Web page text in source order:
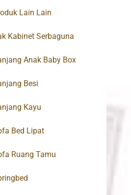
Lain Lain
Kabinet Serbaguna
Anak Baby Box
Besi
Kayu
Bed Lipat
Ruang Tamu